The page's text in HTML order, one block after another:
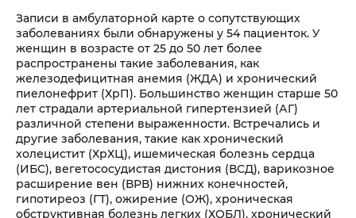
Записи в амбулаторной карте о сопутствующих
заболеваниях были обнаружены у 54 пациенток. У
женщин в возрасте от 25 до 50 лет более
распространены такие заболевания, как
железодефицитная анемия (ЖДА) и хронический
пиелонефрит (ХрП). Большинство женщин старше 50
лет страдали артериальной гипертензией (АГ)
различной степени выраженности. Встречались и
другие заболевания, такие как хронический
холецистит (ХрХЦ), ишемическая болезнь сердца
(ИБС), вегетососудистая дистония (ВСД), варикозное
расширение вен (ВРВ) нижних конечностей,
гипотиреоз (ГТ), ожирение (ОЖ), хроническая
обструктивная болезнь легких (ХОБЛ), хронический